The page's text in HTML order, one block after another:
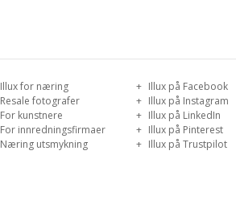
Illux for næring
Resale fotografer
For kunstnere
For innredningsfirmaer
Næring utsmykning
Illux på Facebook
Illux på Instagram
Illux på LinkedIn
Illux på Pinterest
Illux på Trustpilot